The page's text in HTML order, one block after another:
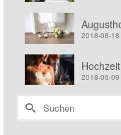
2018-08-18
2018-06-09
Suchen
nach: